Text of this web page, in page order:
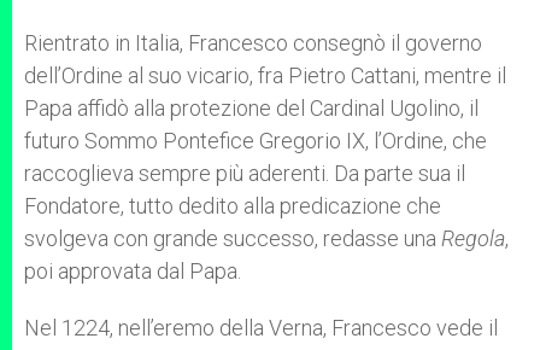
Rientrato in Italia, Francesco consegnò il governo
dell’Ordine al suo vicario, fra Pietro Cattani, mentre il
Papa affidò alla protezione del Cardinal Ugolino, il
futuro Sommo Pontefice Gregorio IX, l’Ordine, che
raccoglieva sempre più aderenti. Da parte sua il
Fondatore, tutto dedito alla predicazione che
svolgeva con grande successo, redasse una Regola,
poi approvata dal Papa.
Nel 1224, nell’eremo della Verna, Francesco vede il